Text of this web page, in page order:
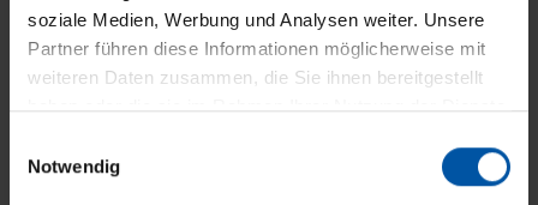
soziale Medien, Werbung und Analysen weiter. Unsere
Partner führen diese Informationen möglicherweise mit
weiteren Daten zusammen, die Sie ihnen bereitgestellt
haben oder die sie im Rahmen Ihrer Nutzung der Dienste
Notwendig
unterökologischenGesichtspunkten.